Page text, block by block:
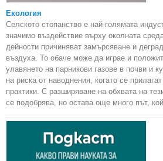
Екология
Селското стопанство е най-голямата
значимо въздействие върху околната
дейности причиняват замърсяване и
въздуха. То обаче може да играе и
улавянето на парникови газове в почви и
на риска от наводнения, когато се
практики. С разширяване на обхвата на
се подобрява, но остава още много път,